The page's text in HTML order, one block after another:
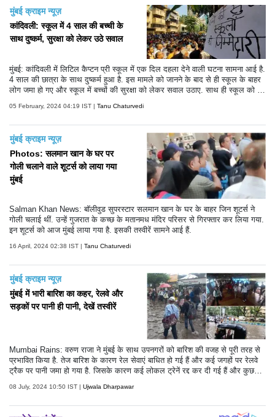
मुंबई क्राइम न्यूज़
कांदिवली: स्कूल में 4 साल की बच्ची के
साथ दुष्कर्म, सुरक्षा को लेकर उठे सवाल
मुंबई: कांदिवली में लिटिल कैप्टन प्री स्कूल में एक दिल दहला देने वाली घटना सामना आई है.
4 साल की छात्रा के साथ दुष्कर्म हुआ है. इस मामले को जानने के बाद से ही स्कूल के बाहर
लोग जमा हो गए और स्कूल में बच्चों की सुरक्षा को लेकर सवाल उठाए. साथ ही स्कूल को ज
05 February, 2024 04:19 IST | Tanu Chaturvedi
मुंबई क्राइम न्यूज़
Photos: सलमान खान के घर पर
गोली चलाने वाले शूटर्स को लाया गया
मुंबई
Salman Khan News: बॉलीवुड सुपरस्टार सलमान खान के घर के बाहर जिन शूटर्स ने
गोली चलाई थीं. उन्हें गुजरात के कच्छ के मतानमध मंदिर परिसर से गिरफ्तार कर लिया गया.
इन शूटर्स को आज मुंबई लाया गया है. इसकी तस्वीरें सामने आई हैं.
16 April, 2024 02:38 IST | Tanu Chaturvedi
मुंबई क्राइम न्यूज़
मुंबई में भारी बारिश का कहर, रेलवे और
सड़कों पर पानी ही पानी, देखें तस्वीरें
Mumbai Rains: वरुण राजा ने मुंबई के साथ उपनगरों को बारिश की वजह से पूरी तरह से
प्रभावित किया है. तेज बारिश के कारण रेल सेवाएं बाधित हो गई हैं और कई जगहों पर रेलवे
ट्रैक पर पानी जमा हो गया है. जिसके कारण कई लोकल ट्रेनें रद्द कर दी गई हैं और कुछ
08 July, 2024 10:50 IST | Ujwala Dharpawar